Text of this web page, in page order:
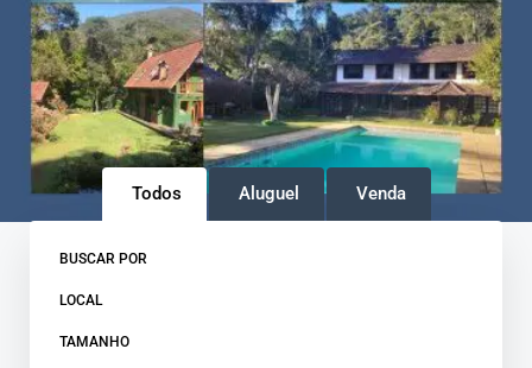
Todos Aluguel Venda
BUSCAR POR
LOCAL
TAMANHO